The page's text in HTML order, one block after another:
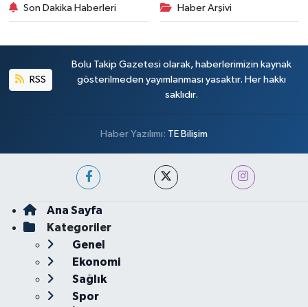
Son Dakika Haberleri Haber Arşivi
RSS
Bolu Takip Gazetesi olarak, haberlerimizin kaynak
gösterilmeden yayımlanması yasaktır. Her hakkı
saklıdır.
Haber Yazılımı: TE Bilişim
Ana Sayfa
Kategoriler
Genel
Ekonomi
Sağlık
Spor